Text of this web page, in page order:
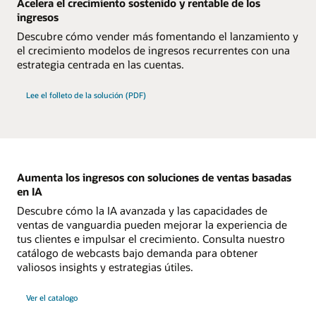
ingresos
Descubre cómo vender más fomentando el lanzamiento y
el crecimiento modelos de ingresos recurrentes con una
estrategia centrada en las cuentas.
Lee el folleto de la solución (PDF)
Aumenta los ingresos con soluciones de ventas basadas
en IA
Descubre cómo la IA avanzada y las capacidades de
ventas de vanguardia pueden mejorar la experiencia de
tus clientes e impulsar el crecimiento. Consulta nuestro
catálogo de webcasts bajo demanda para obtener
valiosos insights y estrategias útiles.
Ver el catalogo